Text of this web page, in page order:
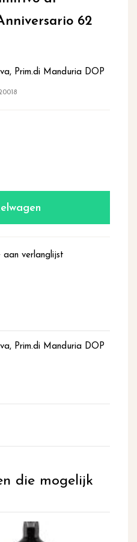
62
Prim.di Manduria DOP
aan verlanglijst
Prim.di Manduria DOP
die mogelijk